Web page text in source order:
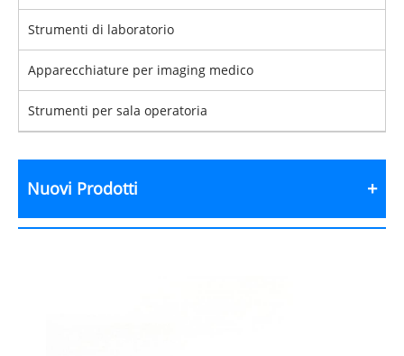
Strumenti di laboratorio
Apparecchiature per imaging medico
Strumenti per sala operatoria
Nuovi Prodotti